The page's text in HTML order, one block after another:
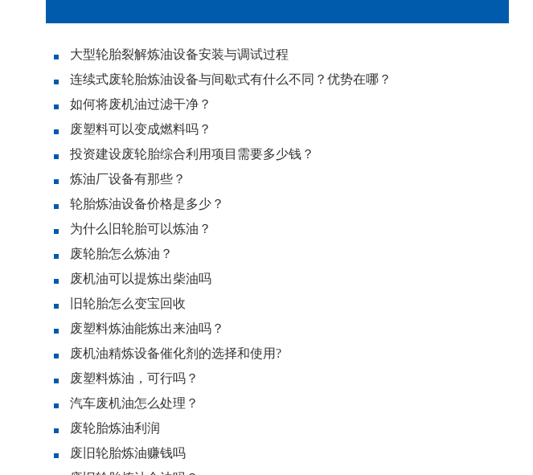
大型轮胎裂解炼油设备安装与调试过程
连续式废轮胎炼油设备与间歇式有什么不同？优势在哪？
如何将废机油过滤干净？
废塑料可以变成燃料吗？
投资建设废轮胎综合利用项目需要多少钱？
炼油厂设备有那些？
轮胎炼油设备价格是多少？
为什么旧轮胎可以炼油？
废轮胎怎么炼油？
废机油可以提炼出柴油吗
旧轮胎怎么变宝回收
废塑料炼油能炼出来油吗？
废机油精炼设备催化剂的选择和使用?
废塑料炼油，可行吗？
汽车废机油怎么处理？
废轮胎炼油利润
废旧轮胎炼油赚钱吗